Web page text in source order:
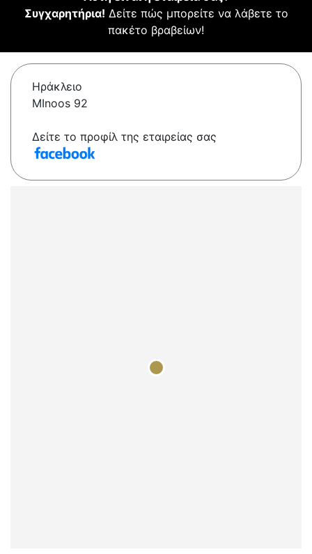
Συγχαρητήρια! Δείτε πώς μπορείτε να λάβετε το
πακέτο βραβείων!
Ηράκλειο
MInoos 92
Δείτε το προφίλ της εταιρείας σας